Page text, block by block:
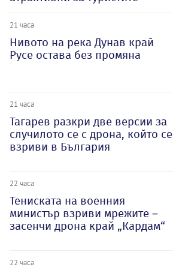
21 часа
Нивото на река Дунав край
Русе остава без промяна
21 часа
Тагарев разкри две версии за
случилото се с дрона, който се
взриви в България
22 часа
Тениската на военния
министър взриви мрежите –
засенчи дрона край „Кардам“
22 часа